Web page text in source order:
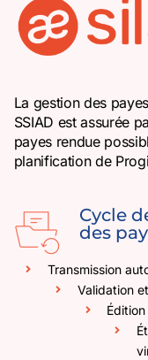
La gestion des
SSIAD est assurée
payes rendue
planification de
Cycle
des
Transmission
Validation